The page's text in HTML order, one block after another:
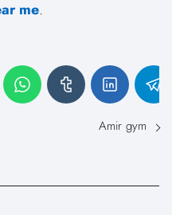
me.
Amir gym